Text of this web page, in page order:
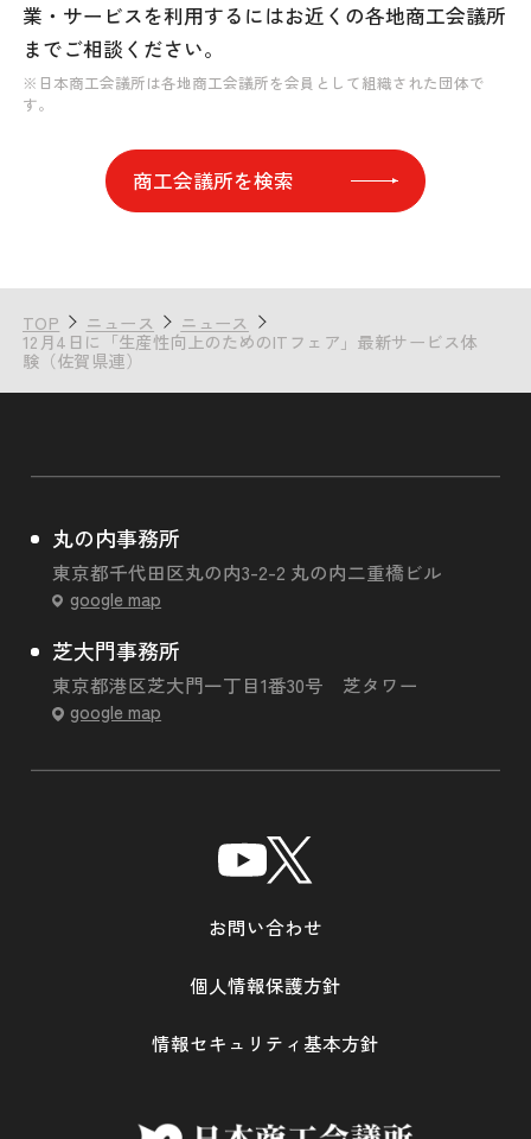
業・サービスを利用するにはお近くの各地商工会議所
までご相談ください。
※日本商工会議所は各地商工会議所を会員として組織された団体で
す。
商工会議所を検索
TOP ニュース ニュース
12月4日に「生産性向上のためのITフェア」最新サービス体
験（佐賀県連）
丸の内事務所
東京都千代田区丸の内3-2-2 丸の内二重橋ビル
google map
芝大門事務所
東京都港区芝大門一丁目1番30号 芝タワー
google map
お問い合わせ
個人情報保護方針
情報セキュリティ基本方針